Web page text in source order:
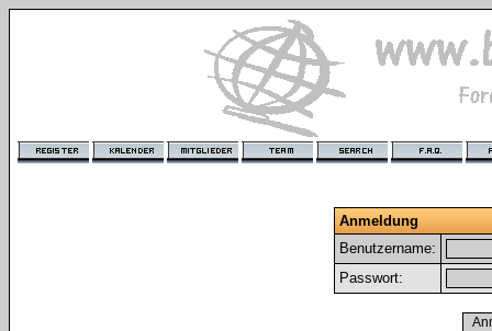
Anmeldung
Benutzername:
Passwort: